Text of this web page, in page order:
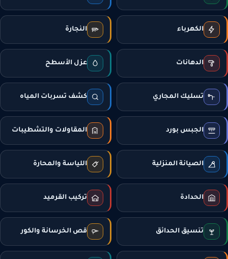
الكهرباء النجارة
الدهانات عزل الأسطح
تسليك المجاري كشف تسربات المياه
الجبس بورد المقاولات والتشطيبات
الصيانة المنزلية اللياسة والمحارة
الحدادة تركيب القرميد
تنسيق الحدائق قص الخرسانة والكور